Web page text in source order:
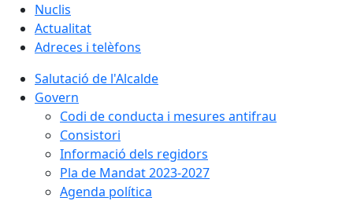
Nuclis
Actualitat
Adreces i telèfons
Salutació de l'Alcalde
Govern
Codi de conducta i mesures antifrau
Consistori
Informació dels regidors
Pla de Mandat 2023-2027
Agenda política